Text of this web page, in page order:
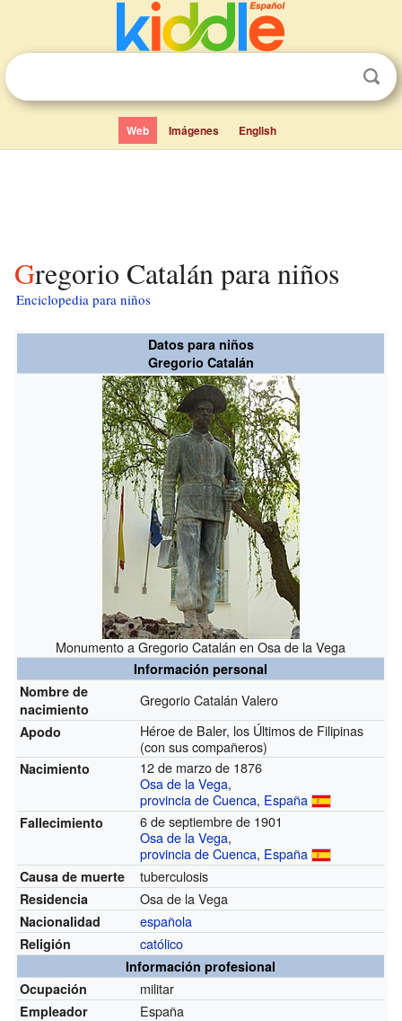
Web Imágenes English
Gregorio Catalán para niños
Enciclopedia para niños
Datos para niños
Gregorio Catalán
Monumento a Gregorio Catalán en Osa de la Vega
Información personal
Nombre de
nacimiento
Gregorio Catalán Valero
Apodo
Héroe de Baler, los Últimos de Filipinas
(con sus compañeros)
Nacimiento
12 de marzo de 1876
Osa de la Vega,
provincia de Cuenca, España
Fallecimiento
6 de septiembre de 1901
Osa de la Vega,
provincia de Cuenca, España
Causa de muerte tuberculosis
Residencia Osa de la Vega
Nacionalidad española
Religión católico
Información profesional
Ocupación
militar
Empleador España